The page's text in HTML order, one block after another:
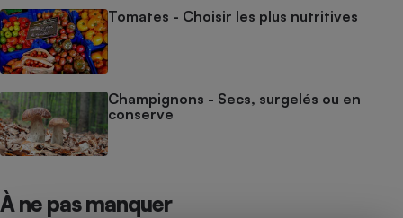
Tomates - Choisir les plus nutritives
Champignons - Secs, surgelés ou en
conserve
À ne pas manquer